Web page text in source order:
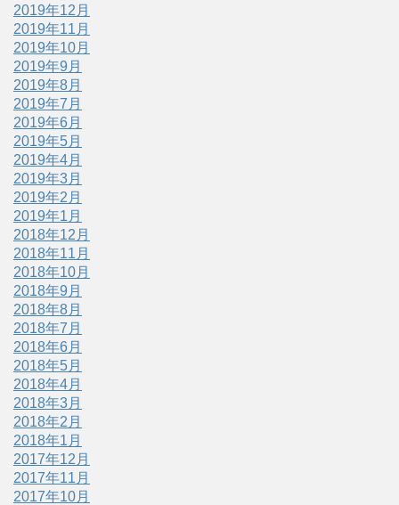
2019年12月
2019年11月
2019年10月
2019年9月
2019年8月
2019年7月
2019年6月
2019年5月
2019年4月
2019年3月
2019年2月
2019年1月
2018年12月
2018年11月
2018年10月
2018年9月
2018年8月
2018年7月
2018年6月
2018年5月
2018年4月
2018年3月
2018年2月
2018年1月
2017年12月
2017年11月
2017年10月